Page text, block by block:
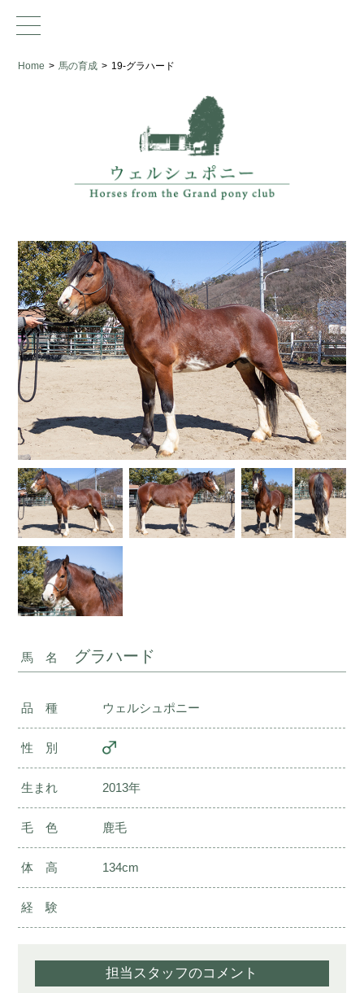
Home > 馬の育成 > 19-グラハード
馬 名 グラハード
品 種 ウェルシュポニー
性 別
生まれ 2013年
毛 色 鹿毛
体 高 134cm
経 験
担当スタッフのコメント